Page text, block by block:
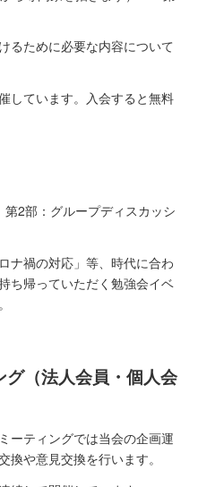
るために必要な内容について
しています。入会すると無料
2部：グループディスカッシ
ナ禍の対応」等、時代に合わ
ち帰っていただく勉強会イベ
（法人会員・個人会
ーティングでは当会の企画運
や意見交換を行います。